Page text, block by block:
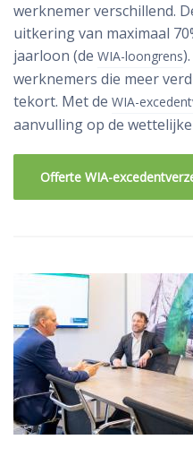
werknemer verschillend.
uitkering van maximaal
jaarloon (de WIA-loongrens
werknemers die meer
tekort. Met de WIA-
aanvulling op de
Offerte WIA-